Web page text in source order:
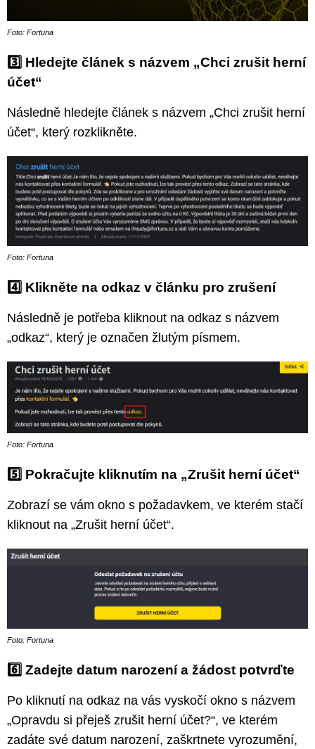
Foto: Fortuna
3️⃣ Hledejte článek s názvem „Chci zrušit herní
účet“
Následně hledejte článek s názvem „Chci zrušit herní
účet“, který rozklikněte.
Foto: Fortuna
4️⃣ Klikněte na odkaz v článku pro zrušení
Následně je potřeba kliknout na odkaz s názvem
„odkaz“, který je označen žlutým písmem.
Foto: Fortuna
5️⃣ Pokračujte kliknutím na „Zrušit herní účet“
Zobrazí se vám okno s požadavkem, ve kterém stačí
kliknout na „Zrušit herní účet“.
Foto: Fortuna
6️⃣ Zadejte datum narození a žádost potvrďte
Po kliknutí na odkaz na vás vyskočí okno s názvem
„Opravdu si přeješ zrušit herní účet?“, ve kterém
zadáte své datum narození, zaškrtnete vyrozumění,